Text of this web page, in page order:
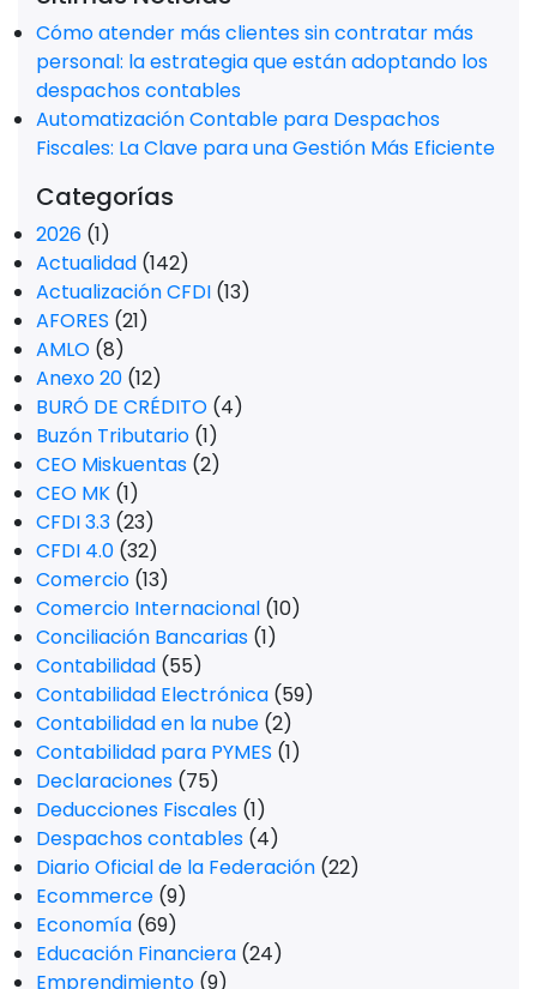
Cómo atender más clientes sin contratar más
personal: la estrategia que están adoptando los
despachos contables
Automatización Contable para Despachos
Fiscales: La Clave para una Gestión Más Eficiente
Categorías
2026 (1)
Actualidad (142)
Actualización CFDI (13)
AFORES (21)
AMLO (8)
Anexo 20 (12)
BURÓ DE CRÉDITO (4)
Buzón Tributario (1)
CEO Miskuentas (2)
CEO MK (1)
CFDI 3.3 (23)
CFDI 4.0 (32)
Comercio (13)
Comercio Internacional (10)
Conciliación Bancarias (1)
Contabilidad (55)
Contabilidad Electrónica (59)
Contabilidad en la nube (2)
Contabilidad para PYMES (1)
Declaraciones (75)
Deducciones Fiscales (1)
Despachos contables (4)
Diario Oficial de la Federación (22)
Ecommerce (9)
Economía (69)
Educación Financiera (24)
Emprendimiento (9)